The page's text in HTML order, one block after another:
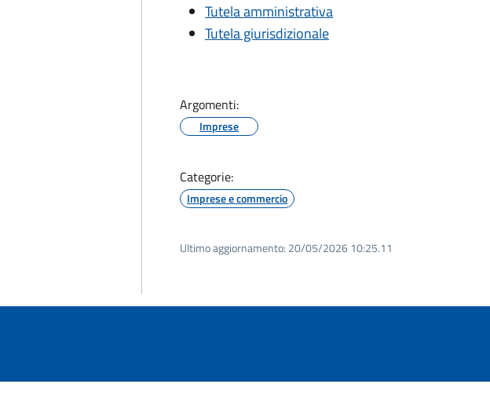
Tutela amministrativa
Tutela giurisdizionale
Argomenti:
Imprese
Categorie:
Imprese e commercio
Ultimo aggiornamento: 20/05/2026 10:25.11